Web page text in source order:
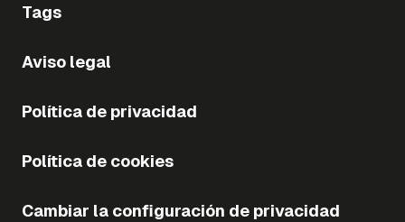
Tags
Aviso legal
Política de privacidad
Política de cookies
Cambiar la configuración de privacidad